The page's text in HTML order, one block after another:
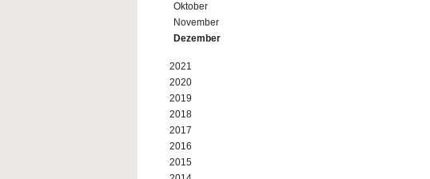
Oktober
November
Dezember
2021
2020
2019
2018
2017
2016
2015